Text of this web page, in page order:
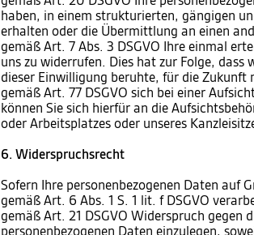
haben, in einem strukturierten, gängigen
erhalten oder die Übermittlung an einen
gemäß Art. 7 Abs. 3 DSGVO Ihre einmal
uns zu widerrufen. Dies hat zur Folge,
dieser Einwilligung beruhte, für die
gemäß Art. 77 DSGVO sich bei einer
können Sie sich hierfür an die
oder Arbeitsplatzes oder unseres
6. Widerspruchsrecht
Sofern Ihre personenbezogenen Daten auf
gemäß Art. 6 Abs. 1 S. 1 lit. f DSGVO
gemäß Art. 21 DSGVO Widerspruch gegen
personenbezogenen Daten einzulegen,